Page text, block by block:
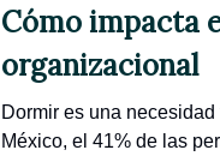
Cómo impacta
organizacional
Dormir es una
México, el 41% de las